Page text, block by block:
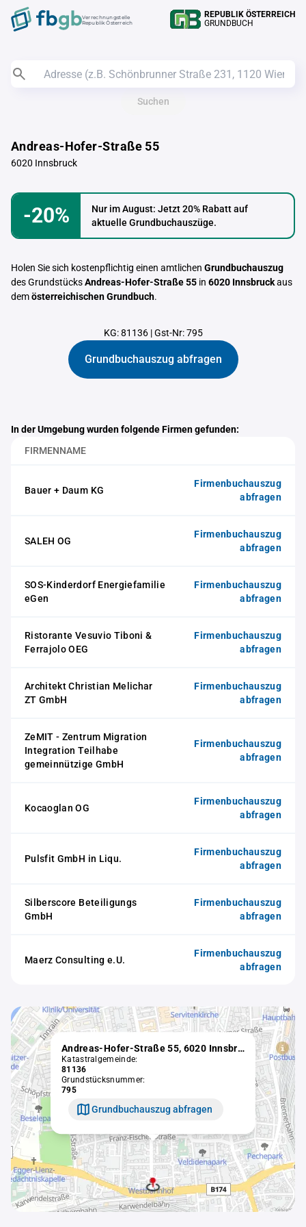
Verrechnungstelle
Republik Österreich
REPUBLIK ÖSTERREICH
GRUNDBUCH
Suchen
Andreas-Hofer-Straße 55
6020 Innsbruck
-20%
Nur im August: Jetzt 20% Rabatt auf
aktuelle Grundbuchauszüge.
Holen Sie sich kostenpflichtig einen amtlichen Grundbuchauszug
des GrundstücksAndreas-Hofer-Straße 55 in 6020 Innsbruckaus
demösterreichischen Grundbuch.
KG: 81136|Gst-Nr: 795
Grundbuchauszug abfragen
In der Umgebung wurden folgende Firmen gefunden:
FIRMENNAME
Bauer + Daum KG
Firmenbuchauszug
abfragen
SALEH OG
Firmenbuchauszug
abfragen
SOS-Kinderdorf Energiefamilie
eGen
Firmenbuchauszug
abfragen
Ristorante Vesuvio Tiboni &
Ferrajolo OEG
Firmenbuchauszug
abfragen
Architekt Christian Melichar
ZT GmbH
Firmenbuchauszug
abfragen
ZeMIT - Zentrum Migration
Integration Teilhabe
gemeinnützige GmbH
Firmenbuchauszug
abfragen
Kocaoglan OG
Firmenbuchauszug
abfragen
Pulsfit GmbH in Liqu.
Firmenbuchauszug
abfragen
Silberscore Beteiligungs
GmbH
Firmenbuchauszug
abfragen
Maerz Consulting e.U.
Firmenbuchauszug
abfragen
Andreas-Hofer-Straße 55, 6020 Innsbruck
Katastralgemeinde:
81136
Grundstücksnummer:
795
Grundbuchauszug abfragen